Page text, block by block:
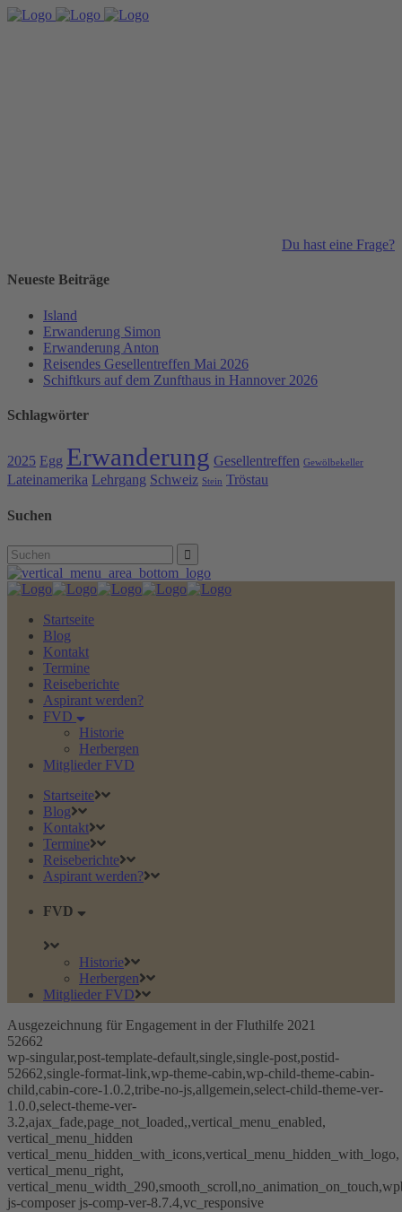
Du hast eine Frage?
Neueste Beiträge
Island
Erwanderung Simon
Erwanderung Anton
Reisendes Gesellentreffen Mai 2026
Schiftkurs auf dem Zunfthaus in Hannover 2026
Schlagwörter
2025 Egg Erwanderung Gesellentreffen Gewölbekeller
Lateinamerika Lehrgang Schweiz Stein Tröstau
Suchen
Search
for:
Startseite
Blog
Kontakt
Termine
Reiseberichte
Aspirant werden?
FVD
Historie
Herbergen
Mitglieder FVD
Startseite
Blog
Kontakt
Termine
Reiseberichte
Aspirant werden?
FVD
Historie
Herbergen
Mitglieder FVD
Ausgezeichnung für Engagement in der Fluthilfe 2021
52662
wp-singular,post-template-default,single,single-post,postid-
52662,single-format-link,wp-theme-cabin,wp-child-theme-cabin-
child,cabin-core-1.0.2,tribe-no-js,allgemein,select-child-theme-ver-
1.0.0,select-theme-ver-
3.2,ajax_fade,page_not_loaded,,vertical_menu_enabled,
vertical_menu_hidden
vertical_menu_hidden_with_icons,vertical_menu_hidden_with_logo,
vertical_menu_right,
js-composer js-comp-ver-8.7.4,vc_responsive